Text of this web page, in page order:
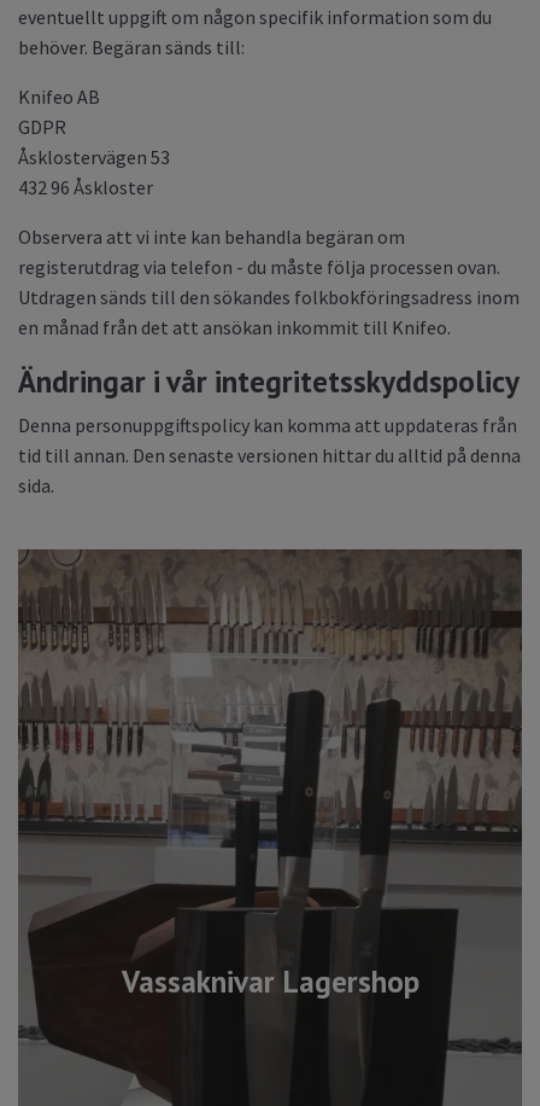
Vassaknivar Lagershop
eventuellt uppgift om någon specifik information som du
behöver. Begäran sänds till:
Knifeo AB
GDPR
Åsklostervägen 53
432 96 Åskloster
Observera att vi inte kan behandla begäran om
registerutdrag via telefon - du måste följa processen ovan.
Utdragen sänds till den sökandes folkbokföringsadress inom
en månad från det att ansökan inkommit till Knifeo.
Ändringar i vår integritetsskyddspolicy
Denna personuppgiftspolicy kan komma att uppdateras från
tid till annan. Den senaste versionen hittar du alltid på denna
sida.